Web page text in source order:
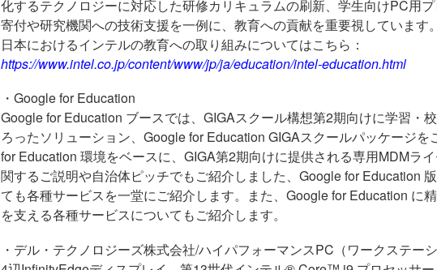
化するテクノロジーに対応した研修カリキュラムの刷新、学生向けPC用
寄付や研究機関への技術支援を一例に、教育への貢献を重要視しています。
日本におけるインテルの教育への取り組みについてはこちら：
https://www.intel.co.jp/content/www/jp/ja/education/intel-education.html
・Google for Education
Google for Education ブースでは、 GIGAスクール構想第2期向けに学習・
ろったソリューション、 Google for Education GIGAスクールパッケージを
for Education 環境をベースに、 GIGA第2期向けに提供される専用MDMラ
関するご説明や自治体ピッチでもご紹介しました、 Google for Education
ても各種サービスを一堂にご紹介します。また、 Google for Education に
を支える各種サービスについてもご紹介します。
・デル・テクノロジーズ株式会社/ハイパフォーマンスPC（ワークステー